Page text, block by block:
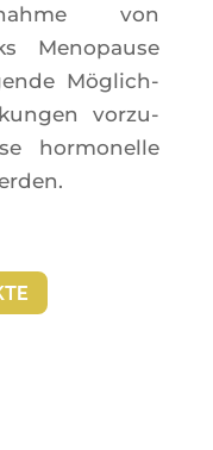
von
Meno­pause
Mögli­ch­
vor­zu­
hor­mo­nelle